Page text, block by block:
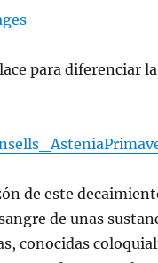
para diferenciar
de este
de unas
conocidas